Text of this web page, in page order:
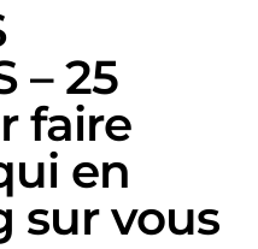
– 25
faire
en
sur vous